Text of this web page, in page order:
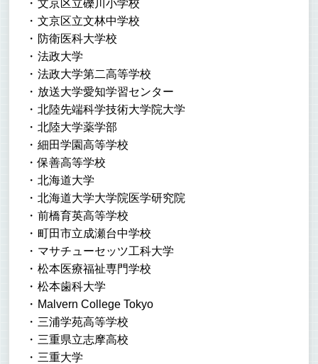
文京区立礫川小学校
文京区立文林中学校
防衛医科大学校
法政大学
法政大学第二高等学校
放送大学愛知学習センター
北陸先端科学技術大学院大学
北陸大学薬学部
細田学園高等学校
保善高等学校
北海道大学
北海道大学大学院医学研究院
前橋育英高等学校
町田市立成瀬台中学校
マサチューセッツ工科大学
松本医療福祉専門学校
松本歯科大学
Malvern College Tokyo
三浦学苑高等学校
三重県立志摩高校
三重大学